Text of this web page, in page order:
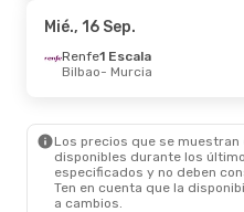
Mié., 16 Sep.
Renfe1 Escala
Bilbao- Murcia
Los precios que se
disponibles durante los
especificados y no deben
Ten en cuenta que la
a cambios.